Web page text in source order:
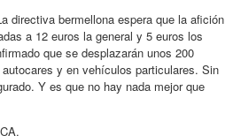
directiva bermellona espera que la afición
a 12 euros la general y 5 euros los
que se desplazarán unos 200
y en vehículos particulares. Sin
Y es que no hay nada mejor que